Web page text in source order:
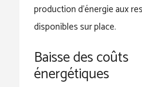
production d’énergie aux
disponibles sur place.
Baisse des coûts
énergétiques